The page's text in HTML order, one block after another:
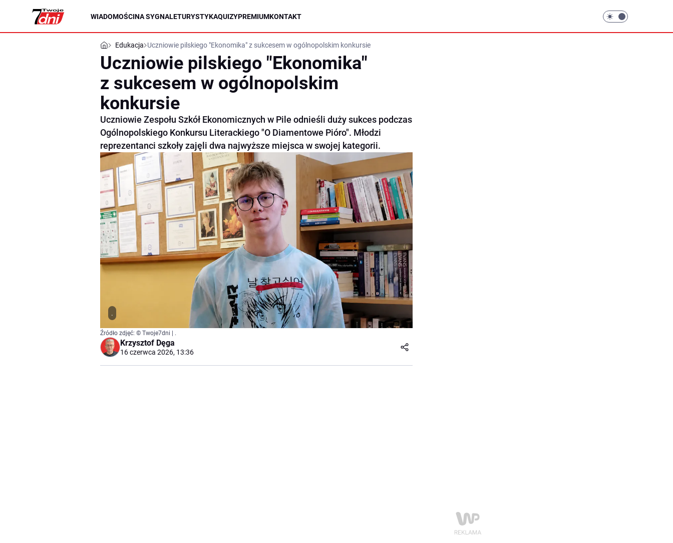
WIADOMOŚCINA SYGNALETURYSTYKAQUIZYPREMIUMKONTAKT
Edukacja Uczniowie pilskiego "Ekonomika" z sukcesem w ogólnopolskim konkursie
Uczniowie pilskiego "Ekonomika"
z sukcesem w ogólnopolskim
konkursie
Uczniowie Zespołu Szkół Ekonomicznych w Pile odnieśli duży sukces podczas
Ogólnopolskiego Konkursu Literackiego "O Diamentowe Pióro". Młodzi
reprezentanci szkoły zajęli dwa najwyższe miejsca w swojej kategorii.
.
Źródło zdjęć: © Twoje7dni | .
Krzysztof Dęga
16 czerwca 2026, 13:36